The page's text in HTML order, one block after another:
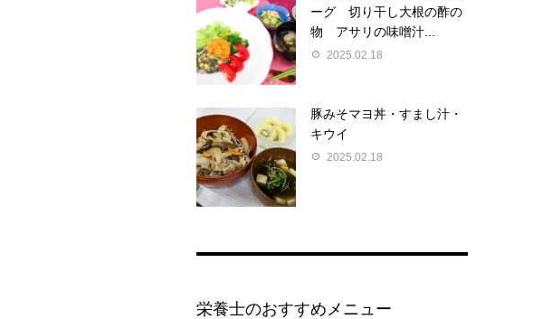
ーグ 切り干し大根の酢の
物 アサリの味噌汁...
2025.02.18
豚みそマヨ丼・すまし汁・
キウイ
2025.02.18
栄養士のおすすめメニュー